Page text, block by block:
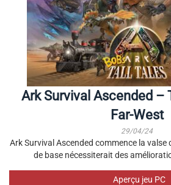
Ark Survival Ascended –
Far-West
29/04/24
Ark Survival Ascended commence la valse
de base nécessiterait des
Aperçu jeu PC